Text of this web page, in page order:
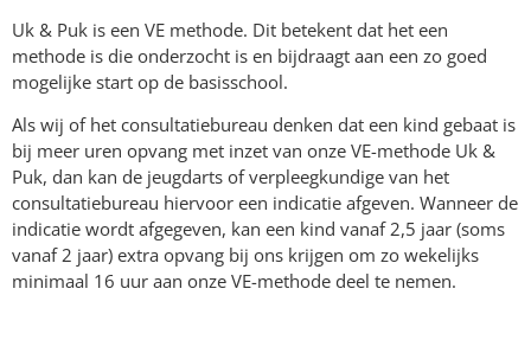
Uk & Puk is een VE methode. Dit betekent dat het een
methode is die onderzocht is en bijdraagt aan een zo goed
mogelijke start op de basisschool.
Als wij of het consultatiebureau denken dat een kind gebaat is
bij meer uren opvang met inzet van onze VE-methode Uk &
Puk, dan kan de jeugdarts of verpleegkundige van het
consultatiebureau hiervoor een indicatie afgeven. Wanneer de
indicatie wordt afgegeven, kan een kind vanaf 2,5 jaar (soms
vanaf 2 jaar) extra opvang bij ons krijgen om zo wekelijks
minimaal 16 uur aan onze VE-methode deel te nemen.